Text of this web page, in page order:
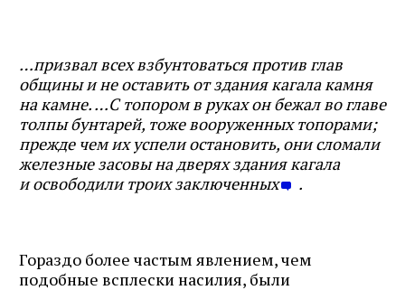
…призвал всех взбунтоваться против глав
общины и не оставить от здания кагала камня
на камне. …С топором в руках он бежал во главе
толпы бунтарей, тоже вооруженных топорами;
прежде чем их успели остановить, они сломали
железные засовы на дверях здания кагала
и освободили троих заключенных
.
Гораздо более частым явлением, чем
подобные всплески насилия, были